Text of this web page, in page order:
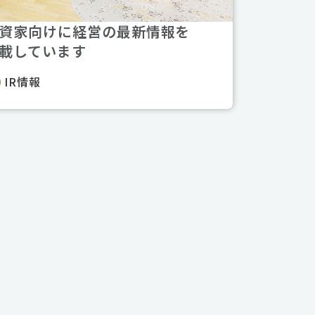
家向けに経営の最新情報を
しています
IR情報